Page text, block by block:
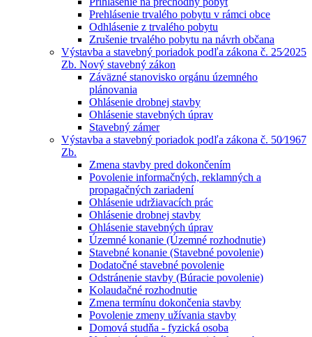
Prehlásenie trvalého pobytu v rámci obce
Odhlásenie z trvalého pobytu
Zrušenie trvalého pobytu na návrh občana
Výstavba a stavebný poriadok podľa zákona č. 25⁄2025
Zb. Nový stavebný zákon
Záväzné stanovisko orgánu územného
plánovania
Ohlásenie drobnej stavby
Ohlásenie stavebných úprav
Stavebný zámer
Výstavba a stavebný poriadok podľa zákona č. 50⁄1967
Zb.
Zmena stavby pred dokončením
Povolenie informačných, reklamných a
propagačných zariadení
Ohlásenie udržiavacích prác
Ohlásenie drobnej stavby
Ohlásenie stavebných úprav
Územné konanie (Územné rozhodnutie)
Stavebné konanie (Stavebné povolenie)
Dodatočné stavebné povolenie
Odstránenie stavby (Búracie povolenie)
Kolaudačné rozhodnutie
Zmena termínu dokončenia stavby
Povolenie zmeny užívania stavby
Domová studňa - fyzická osoba